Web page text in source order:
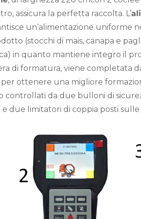
assicura la perfetta raccolta. L’
un’alimentazione uniforme
(stocchi di mais, canapa e
in quanto mantiene integro il
di formatura, viene completata
per ottenere una migliore
controllati da due bulloni di
due limitatori di coppia posti sulle